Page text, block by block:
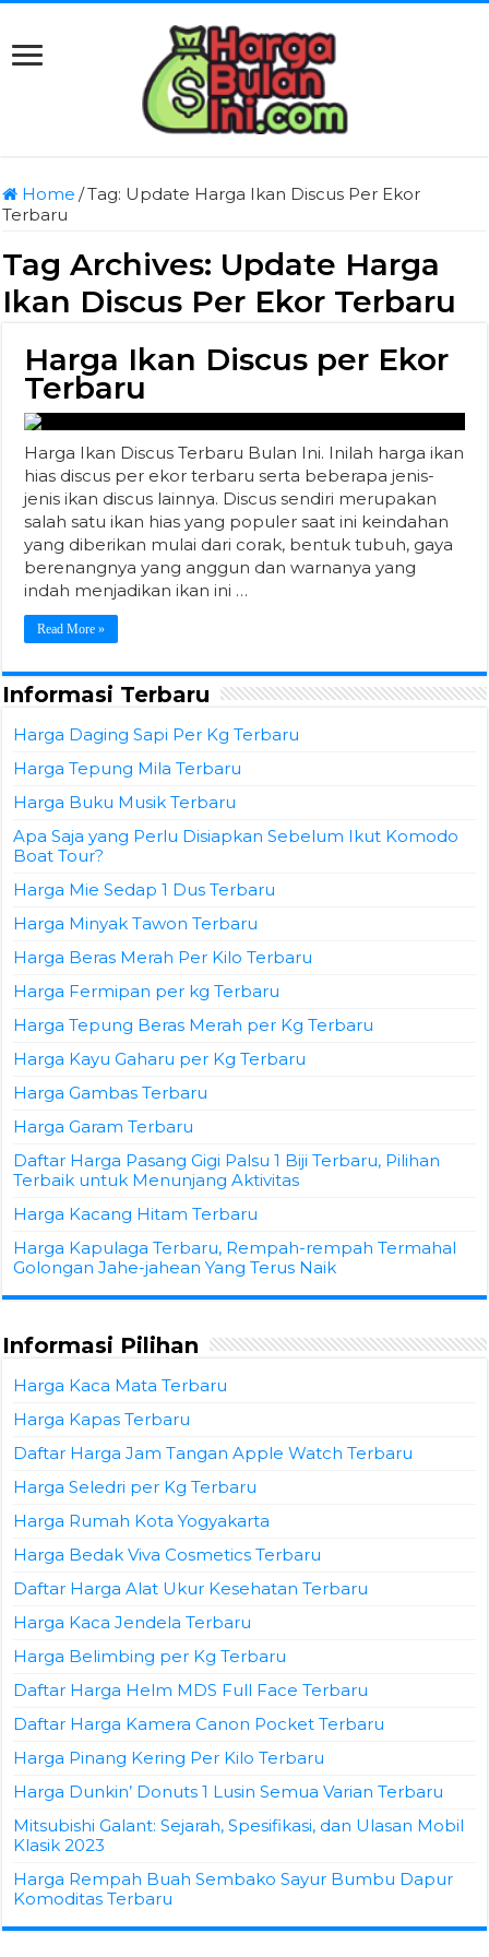
Home /Tag: Update Harga Ikan Discus Per Ekor
Terbaru
Tag Archives: Update Harga
Ikan Discus Per Ekor Terbaru
Harga Ikan Discus per Ekor
Terbaru
Harga Ikan Discus Terbaru Bulan Ini. Inilah harga ikan
hias discus per ekor terbaru serta beberapa jenis-
jenis ikan discus lainnya. Discus sendiri merupakan
salah satu ikan hias yang populer saat ini keindahan
yang diberikan mulai dari corak, bentuk tubuh, gaya
berenangnya yang anggun dan warnanya yang
indah menjadikan ikan ini …
Read More »
Informasi Terbaru
Harga Daging Sapi Per Kg Terbaru
Harga Tepung Mila Terbaru
Harga Buku Musik Terbaru
Apa Saja yang Perlu Disiapkan Sebelum Ikut Komodo
Boat Tour?
Harga Mie Sedap 1 Dus Terbaru
Harga Minyak Tawon Terbaru
Harga Beras Merah Per Kilo Terbaru
Harga Fermipan per kg Terbaru
Harga Tepung Beras Merah per Kg Terbaru
Harga Kayu Gaharu per Kg Terbaru
Harga Gambas Terbaru
Harga Garam Terbaru
Daftar Harga Pasang Gigi Palsu 1 Biji Terbaru, Pilihan
Terbaik untuk Menunjang Aktivitas
Harga Kacang Hitam Terbaru
Harga Kapulaga Terbaru, Rempah-rempah Termahal
Golongan Jahe-jahean Yang Terus Naik
Informasi Pilihan
Harga Kaca Mata Terbaru
Harga Kapas Terbaru
Daftar Harga Jam Tangan Apple Watch Terbaru
Harga Seledri per Kg Terbaru
Harga Rumah Kota Yogyakarta
Harga Bedak Viva Cosmetics Terbaru
Daftar Harga Alat Ukur Kesehatan Terbaru
Harga Kaca Jendela Terbaru
Harga Belimbing per Kg Terbaru
Daftar Harga Helm MDS Full Face Terbaru
Daftar Harga Kamera Canon Pocket Terbaru
Harga Pinang Kering Per Kilo Terbaru
Harga Dunkin’ Donuts 1 Lusin Semua Varian Terbaru
Mitsubishi Galant: Sejarah, Spesifikasi, dan Ulasan Mobil
Klasik 2023
Harga Rempah Buah Sembako Sayur Bumbu Dapur
Komoditas Terbaru